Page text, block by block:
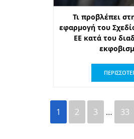
Τι προβλέπει
εφαρμογή του
ΕΕ κατά του
1 2 3 … 33